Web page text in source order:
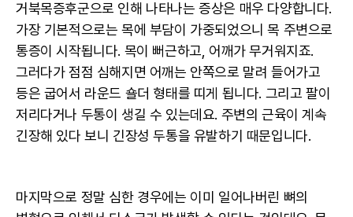
거북목증후군으로 인해 나타나는 증상은 매우 다양합니다.
가장 기본적으로는 목에 부담이 가중되었으니 목 주변으로
통증이 시작됩니다. 목이 뻐근하고, 어깨가 무거워지죠.
그러다가 점점 심해지면 어깨는 안쪽으로 말려 들어가고
등은 굽어서 라운드 숄더 형태를 띠게 됩니다. 그리고 팔이
저리다거나 두통이 생길 수 있는데요. 주변의 근육이 계속
긴장해 있다 보니 긴장성 두통을 유발하기 때문입니다.
마지막으로 정말 심한 경우에는 이미 일어나버린 뼈의